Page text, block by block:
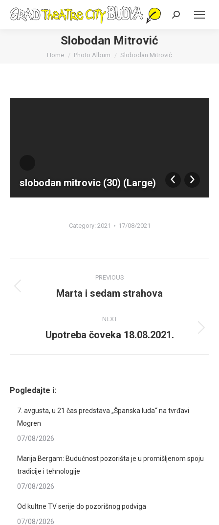
Search:
Slobodan Mitrović
You are here:
Home Photo Album Slobodan Mitrović
slobodan mitrovic (30) (Large)
Category: 2021 17/08/2021
navigation
PREVIOUS
Previous
Marta i sedam strahova
NEXT
Next
Upotreba čoveka 18.08.2021.
Pogledajte i:
7. avgusta, u 21 čas predstava „Španska luda“ na tvrđavi
Mogren
07/08/2026
Marija Bergam: Budućnost pozorišta je u promišljenom spoju
tradicije i tehnologije
07/08/2026
Od kultne TV serije do pozorišnog podviga
07/08/2026